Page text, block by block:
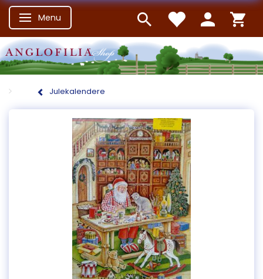
Skifte navigation
Menu
Julekalendere